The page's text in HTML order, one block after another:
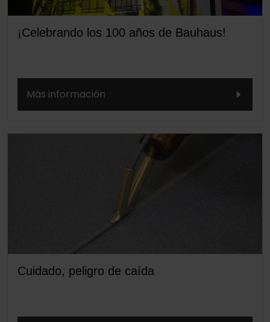
¡Celebrando los 100 años de Bauhaus!
Más información
Cuidado, peligro de caída